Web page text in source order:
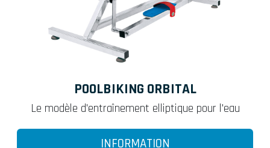
POOLBIKING ORBITAL
Le modèle d'entraînement elliptique pour l'eau
INFORMATION